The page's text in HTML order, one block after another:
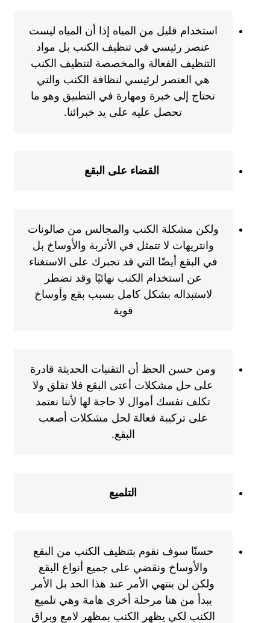
استخدام قليل من المياه إذا أن المياه ليست
عنصر رئيسي في تنظيف الكنب بل مواد
التنظيف الفعالة والمخصصة لتنظيف الكنب
هي العنصر لرئيسي لنظافة الكنب والتي
تحتاج إلى خبرة ومهارة في التطبيق وهو ما
تحصل عليه على يد خبرائنا.
القضاء على البقع
ولكن مشكلة الكنب والمجالس من صالونات
وانتريهات لا تتمثل في الأتربة والأوساخ بل
في البقع أيضًا التي قد تجبرك على الاستغناء
عن استخدام الكنب نهائيًا وقد تضطر
لاستبداله بشكل كامل بسبب بقع وأوساخ
قوية
ومن حسن الحظ أن التقنيات الحديثة قادرة
على حل مشكلات أعتى البقع فلا تقلق ولا
تكلف نفسك أموال لا حاجة لها لأننا نعتمد
على تركيبة فعالة لحل مشكلات أصعب
البقع.
التلميع
حسنًا سوف نقوم بتنظيف الكنب من البقع
والأوساخ ونقضي على جميع أنواع البقع
ولكن لن ينتهي الأمر عند هذا الحد بل الأمر
يبدأ من هنا مرحلة أخرى هامة وهي تلميع
الكنب لكي يظهر الكنب بمظهر لامع وبراق